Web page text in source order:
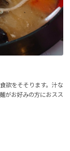
欲をそそります。汁な
がお好みの方におスス